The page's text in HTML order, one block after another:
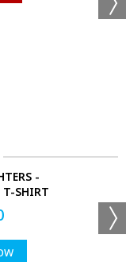
-
T-SHIRT